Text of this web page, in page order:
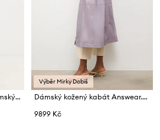
Tommy Hilfiger trenčkot dámský bavlněný
Výběr Mirky Dobiš
Dámský kožený kabát Answear.LAB NINA
9899 Kč